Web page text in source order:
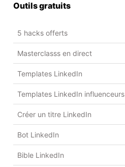
Outils gratuits
5 hacks offerts
Masterclasss en direct
Templates LinkedIn
Templates LinkedIn influenceurs
Créer un titre LinkedIn
Bot LinkedIn
Bible LinkedIn